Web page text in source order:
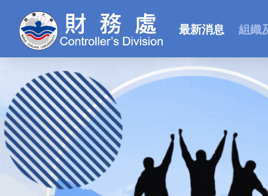
最新消息 組織